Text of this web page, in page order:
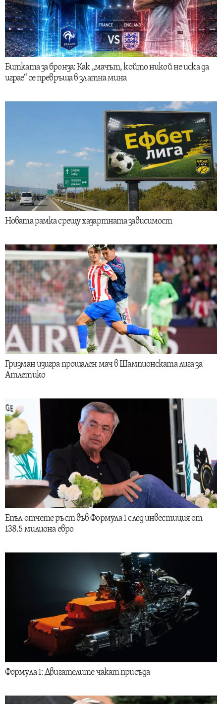
Битката за бронза: Как „мачът, който никой не иска да
играе“ се превръща в златна мина
Новата рамка срещу хазартната зависимост
Гризман изигра прощален мач в Шампионската лига за
Атлетико
Епъл отчете ръст във Формула 1 след инвестиция от
138.5 милиона евро
Формула 1: Двигателите чакат присъда